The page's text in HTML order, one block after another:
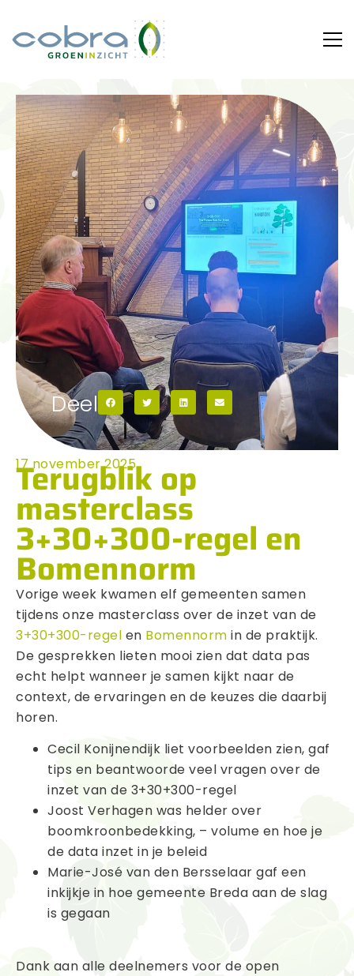
Deel
17 november 2025
Terugblik op
masterclass
3+30+300-regel en
Bomennorm
Vorige week kwamen elf gemeenten samen
tijdens onze masterclass over de inzet van de
3+30+300-regel en Bomennorm in de praktijk.
De gesprekken lieten mooi zien dat data pas
echt helpt wanneer je samen kijkt naar de
context, de ervaringen en de keuzes die daarbij
horen.
Cecil Konijnendijk liet voorbeelden zien, gaf
tips en beantwoorde veel vragen over de
inzet van de 3+30+300-regel
Joost Verhagen was helder over
boomkroonbedekking, – volume en hoe je
de data inzet in je beleid
Marie-José van den Bersselaar gaf een
inkijkje in hoe gemeente Breda aan de slag
is gegaan
Dank aan alle deelnemers voor de open